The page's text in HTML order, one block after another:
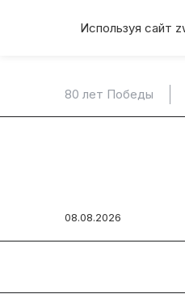
Используя сайт
80 лет Победы
08.08.2026